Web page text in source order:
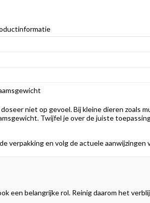
niet op gevoel. Bij kleine dieren zoals
Twijfel je over de juiste
verpakking en volg de actuele aanwijzingen
een belangrijke rol. Reinig daarom het